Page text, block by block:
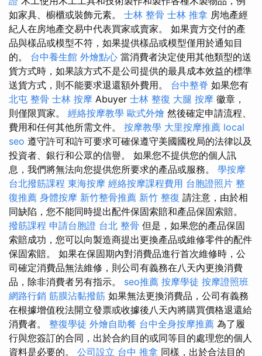
如家具、櫥櫃或裝飾元素。 士林 整骨 士林 推拿 房地產經
紀人在房地產交易中代表買家或賣家。 如果賣方交付的產
品與樣品或模型不符，如果提供樣品或模型僅用於通知目
的。 台中養生館 外燴點心 當消費者決定使用其他類型的送
貨方式時，如果該方式不是公司提供的最具成本效益的標準
送貨方式，則不能要求退還額外費用。 台中整脊 如果您有
北屯 整骨 士林 按摩 Abuyer 士林 整復 大腿 按摩 徽章，
則僅限買家。 經絡按摩教學 歐式外燴 然後確定申請流程、
費用和任何其他所需文件。 按摩教學 大里按摩推薦 local
seo 遵守許可和許可要求可確保遵守美國國稅局的法律以及
投資者、銀行和公眾的信譽。 如果您不提供您的個人訊
息，我們將無法向您提供您所要求的產品或服務。 學按摩
台北撥筋課程 東海按摩 經絡按摩課程費用 台胞證照片 整
復推薦 身體按摩 新竹整骨推薦 新竹 整復 請注意，由於相
同缺陷，您不能同時提出配件保固索賠和產品保固索賠。
撥筋課程 申請台胞證 台北 整骨 但是，如果您的產品保固
索賠成功，您可以向製造商提出更換產品或維修零件的配件
保固索賠。 如果在保固期內對消費品進行首次維修時，公
司確定消費品無法維修，則公司有義務在八天內更換消費
品，除非消費者另有指示。 seo推薦 按摩學徒 按摩證照班
網路行銷 筋膜沾黏撥筋 如果無法更換消費品，公司有義務
在根據增值稅法開立發票或收據後八天內將購買價格退還給
消費者。 整復學徒 外燴自助餐 台中全身按摩推薦 為了履
行與您簽訂的合同，出於合約目的或同等目的處理您的個人
資料是必要的。 公司設立 台中 推拿 同樣，出於合法目的